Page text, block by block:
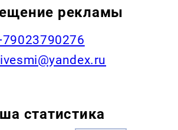
рекламы
статистика